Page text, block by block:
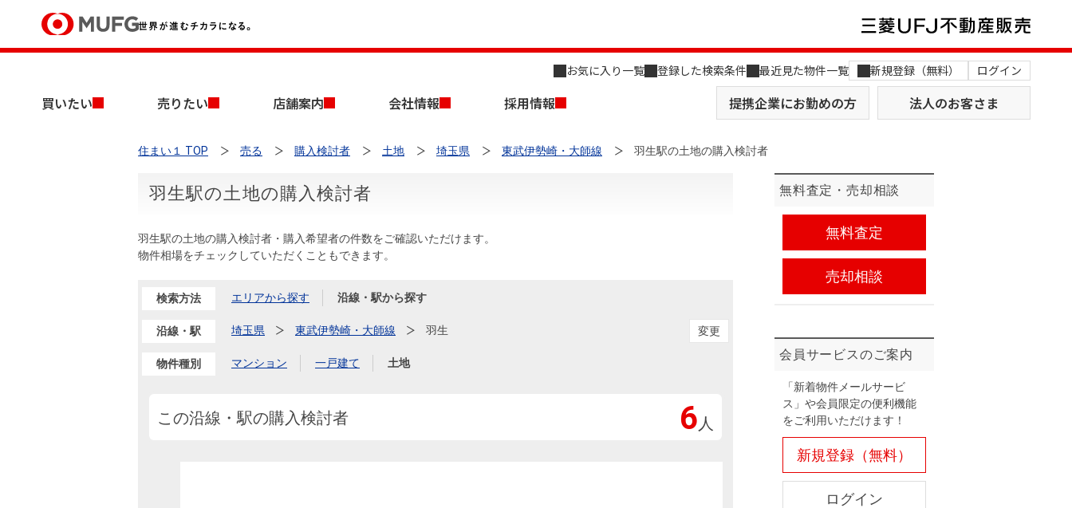
お気に入り一覧 登録した検索条件 最近見た物件一覧 新規登録（無料） ログイン
買いたい 売りたい 店舗案内 会社情報 採用情報 提携企業にお勤めの方 法人のお客さま
買いたいTOP
土地を探す
おすすめ物件から探す
購入向けサービス 住まい1プラス（お役立ちコラム）
売りたいTOP
AI不動産査定
売却向けサービス 住まい1プラス（お役立ちコラム）
店舗案内TOP
店舗のご案内（首都圏） 店舗のご案内（関西）
会社情報TOP
MUFG Way
本社地図 ニュースリリース
会社案内（電子ブック版）
採用情報TOP
売りたい
住まい１ TOP 売る 購入検討者 土地 埼玉県 東武伊勢崎・大師線 羽生駅の土地の購入検討者
羽生駅の土地の購入検討者
羽生駅の土地の購入検討者・購入希望者の件数をご確認いただけます。
物件相場をチェックしていただくこともできます。
検索方法 エリアから探す 沿線・駅から探す
沿線・駅 埼玉県 東武伊勢崎・大師線 羽生 変更
物件種別 マンション 一戸建て 土地
この沿線・駅の購入検討者 6人
無料査定・売却相談
無料査定
売却相談
会員サービスのご案内
「新着物件メールサービ
ス」や会員限定の便利機能
をご利用いただけます！
新規登録（無料）
ログイン